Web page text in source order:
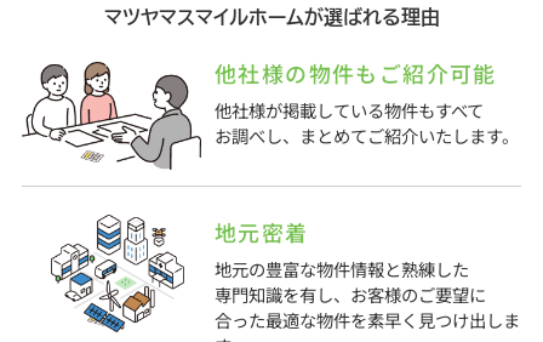
マツヤマスマイルホームが選ばれる理由
他社様の物件もご紹介可能
他社様が掲載している物件もすべて
お調べし、まとめてご紹介いたします。
地元密着
地元の豊富な物件情報と熟練した
専門知識を有し、お客様のご要望に
合った最適な物件を素早く見つけ出しま